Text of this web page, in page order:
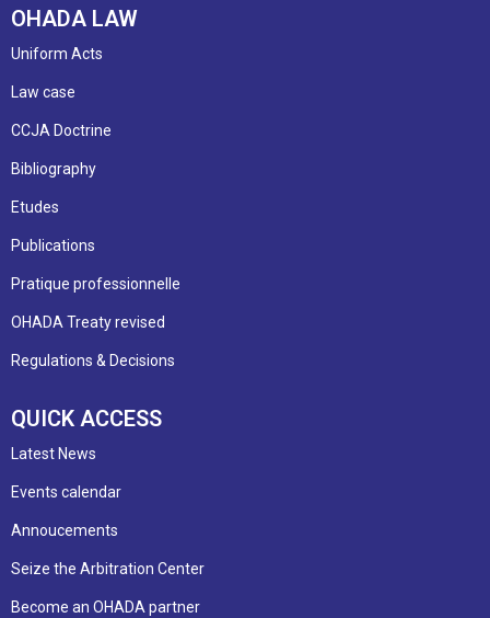
OHADA LAW
Uniform Acts
Law case
CCJA Doctrine
Bibliography
Etudes
Publications
Pratique professionnelle
OHADA Treaty revised
Regulations & Decisions
QUICK ACCESS
Latest News
Events calendar
Annoucements
Seize the Arbitration Center
Become an OHADA partner